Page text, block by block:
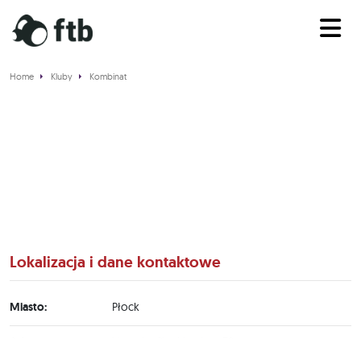
Home Kluby Kombinat
Lokalizacja i dane kontaktowe
Miasto: Płock